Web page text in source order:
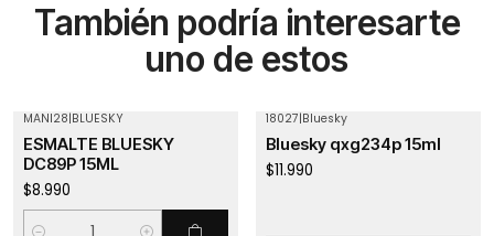
También podría interesarte
uno de estos
MANI28|BLUESKY
ESMALTE BLUESKY
DC89P 15ML
$8.990
18027|Bluesky
Bluesky qxg234p 15ml
$11.990